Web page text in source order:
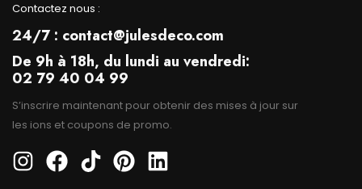
Contactez nous :
24/7 : contact@julesdeco.com
De 9h à 18h, du lundi au vendredi:
02 79 40 04 99
S’inscrire maintenant pour obtenir des mises à jour sur
les ions et coupons de promo.